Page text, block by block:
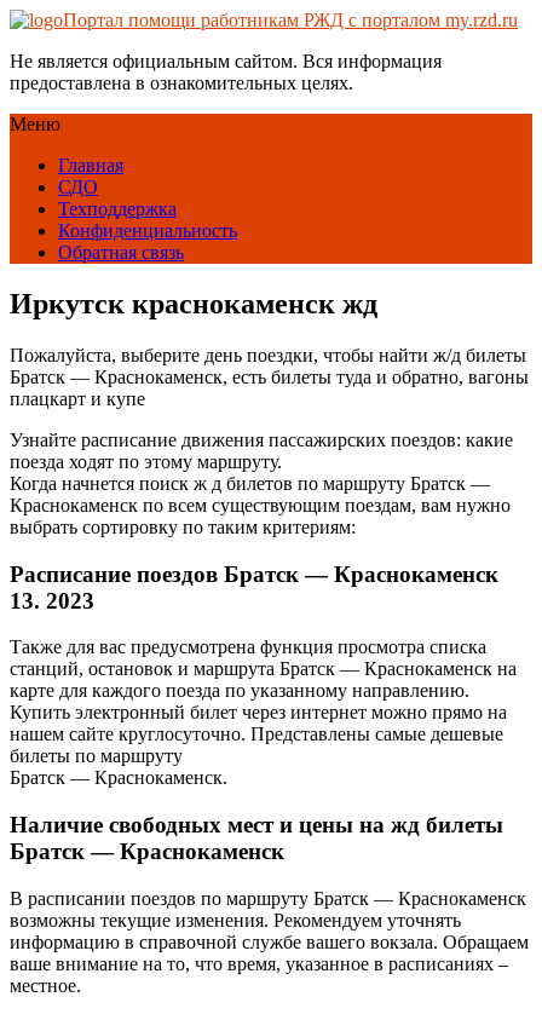
Портал помощи работникам РЖД с порталом my.rzd.ru
Не является официальным сайтом. Вся информация
предоставлена в ознакомительных целях.
Меню
Главная
СДО
Техподдержка
Конфиденциальность
Обратная связь
Иркутск краснокаменск жд
Пожалуйста, выберите день поездки, чтобы найти ж/д билеты
Братск — Краснокаменск, есть билеты туда и обратно, вагоны
плацкарт и купе
Узнайте расписание движения пассажирских поездов: какие
поезда ходят по этому маршруту.
Когда начнется поиск ж д билетов по маршруту Братск —
Краснокаменск по всем существующим поездам, вам нужно
выбрать сортировку по таким критериям:
Расписание поездов Братск — Краснокаменск
13. 2023
Также для вас предусмотрена функция просмотра списка
станций, остановок и маршрута Братск — Краснокаменск на
карте для каждого поезда по указанному направлению.
Купить электронный билет через интернет можно прямо на
нашем сайте круглосуточно. Представлены самые дешевые
билеты по маршруту
Братск — Краснокаменск.
Наличие свободных мест и цены на жд билеты
Братск — Краснокаменск
В расписании поездов по маршруту Братск — Краснокаменск
возможны текущие изменения. Рекомендуем уточнять
информацию в справочной службе вашего вокзала. Обращаем
ваше внимание на то, что время, указанное в расписаниях –
местное.